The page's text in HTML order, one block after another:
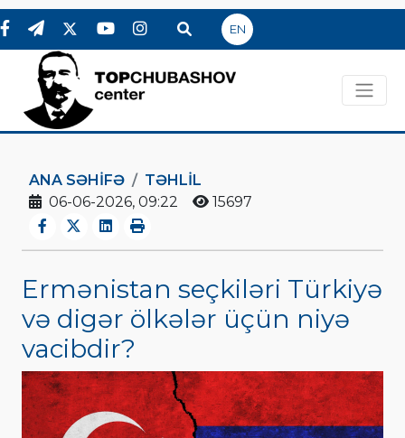
EN
ANA SƏHIFƏ
TƏHLİL
06-06-2026, 09:22
15697
Ermənistan seçkiləri Türkiyə
və digər ölkələr üçün niyə
vacibdir?